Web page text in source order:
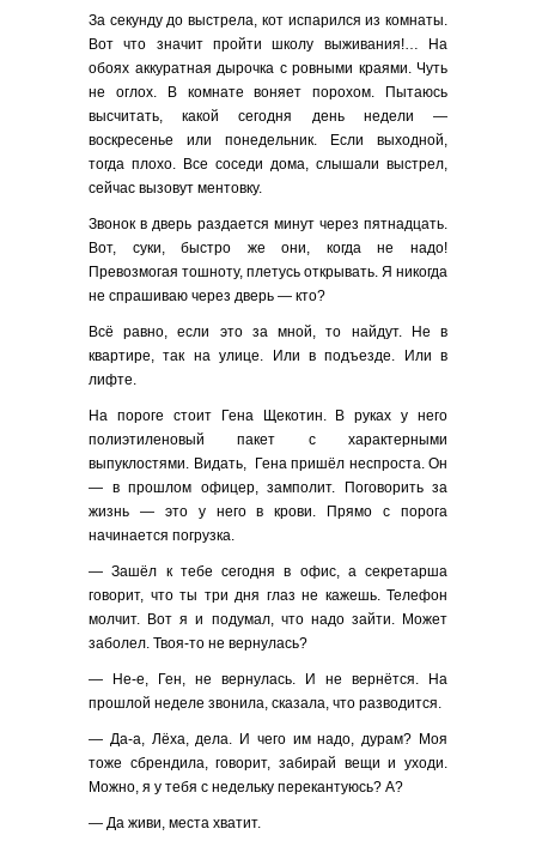
За секунду до выстрела, кот испарился из комнаты.
Вот что значит пройти школу выживания!… На
обоях аккуратная дырочка с ровными краями. Чуть
не оглох. В комнате воняет порохом. Пытаюсь
высчитать, какой сегодня день недели —
воскресенье или понедельник. Если выходной,
тогда плохо. Все соседи дома, слышали выстрел,
сейчас вызовут ментовку.
Звонок в дверь раздается минут через пятнадцать.
Вот, суки, быстро же они, когда не надо!
Превозмогая тошноту, плетусь открывать. Я никогда
не спрашиваю через дверь — кто?
Всё равно, если это за мной, то найдут. Не в
квартире, так на улице. Или в подъезде. Или в
лифте.
На пороге стоит Гена Щекотин. В руках у него
полиэтиленовый пакет с характерными
выпуклостями. Видать, Гена пришёл неспроста. Он
— в прошлом офицер, замполит. Поговорить за
жизнь — это у него в крови. Прямо с порога
начинается погрузка.
— Зашёл к тебе сегодня в офис, а секретарша
говорит, что ты три дня глаз не кажешь. Телефон
молчит. Вот я и подумал, что надо зайти. Может
заболел. Твоя-то не вернулась?
— Не-е, Ген, не вернулась. И не вернётся. На
прошлой неделе звонила, сказала, что разводится.
— Да-а, Лёха, дела. И чего им надо, дурам? Моя
тоже сбрендила, говорит, забирай вещи и уходи.
Можно, я у тебя с недельку перекантуюсь? А?
— Да живи, места хватит.